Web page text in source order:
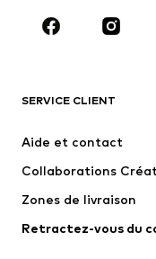
VÊTEMENTS
T-shirts et polos
Pantalons
Sous-vêtements
Costumes et vestes
Maillots de bain
SERVICE CLIENT
Aide et contact
Collaborations
Zones de livraison
Retractez-vous du